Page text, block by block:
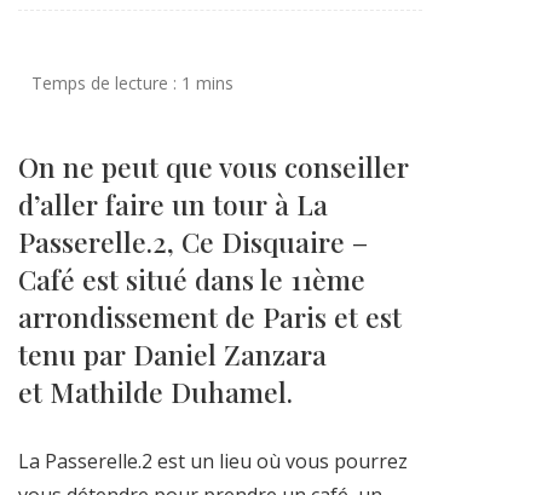
On ne peut que vous conseiller
d’aller faire un tour à La
Passerelle.2, Ce Disquaire –
Café est situé dans le 11ème
arrondissement de Paris et est
tenu par Daniel Zanzara
et Mathilde Duhamel.
La Passerelle.2 est un lieu où vous pourrez